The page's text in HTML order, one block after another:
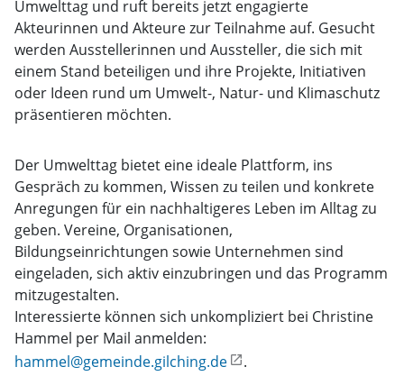
Umwelttag und ruft bereits jetzt engagierte
Akteurinnen und Akteure zur Teilnahme auf. Gesucht
werden Ausstellerinnen und Aussteller, die sich mit
einem Stand beteiligen und ihre Projekte, Initiativen
oder Ideen rund um Umwelt-, Natur- und Klimaschutz
präsentieren möchten.
Der Umwelttag bietet eine ideale Plattform, ins
Gespräch zu kommen, Wissen zu teilen und konkrete
Anregungen für ein nachhaltigeres Leben im Alltag zu
geben. Vereine, Organisationen,
Bildungseinrichtungen sowie Unternehmen sind
eingeladen, sich aktiv einzubringen und das Programm
mitzugestalten.
Interessierte können sich unkompliziert bei Christine
Hammel per Mail anmelden:
hammel@gemeinde.gilching.de
.